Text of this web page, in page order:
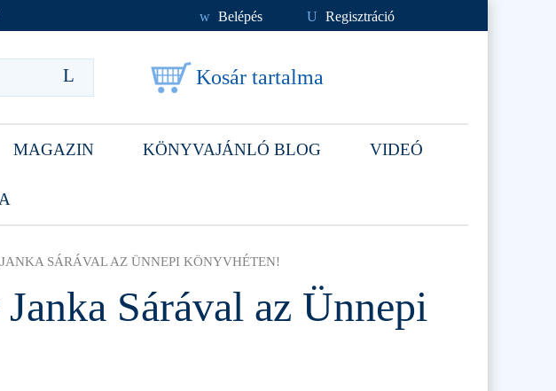
w Belépés U Regisztráció
Kosár tartalma
MAGAZIN KÖNYVAJÁNLÓ BLOG VIDEÓ
SÁRÁVAL AZ ÜNNEPI KÖNYVHÉTEN!
Sárával az Ünnepi